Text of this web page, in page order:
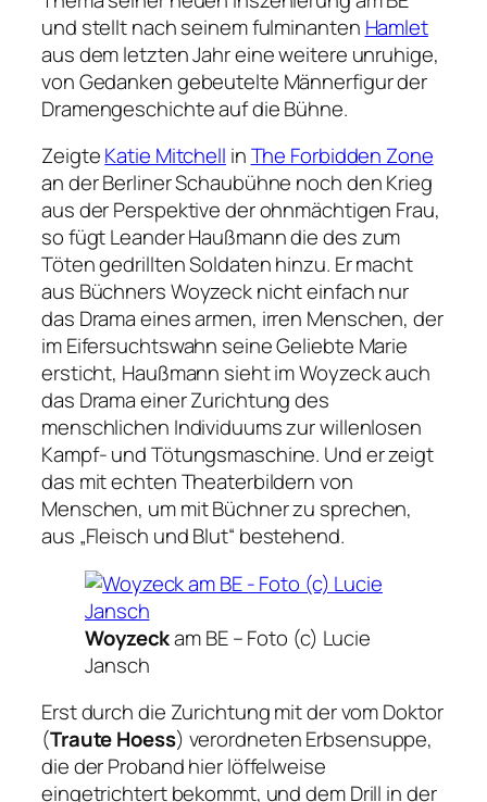
und stellt nach seinem fulminanten Hamlet
aus dem letzten Jahr eine weitere unruhige,
von Gedanken gebeutelte Männerfigur der
Dramengeschichte auf die Bühne.
ZeigteKatie Mitchell inThe Forbidden Zone
an der Berliner Schaubühne noch den Krieg
aus der Perspektive der ohnmächtigen Frau,
so fügt Leander Haußmann die des zum
Töten gedrillten Soldaten hinzu. Er macht
aus Büchners Woyzeck nicht einfach nur
das Drama eines armen, irren Menschen, der
im Eifersuchtswahn seine Geliebte Marie
ersticht, Haußmann sieht im Woyzeck auch
das Drama einer Zurichtung des
menschlichen Individuums zur willenlosen
Kampf- und Tötungsmaschine. Und er zeigt
das mit echten Theaterbildern von
Menschen, um mit Büchner zu sprechen,
aus „Fleisch und Blut“ bestehend.
Woyzeckam BE –Foto (c) Lucie
Jansch
Erst durch die Zurichtung mit der vom Doktor
(Traute Hoess) verordneten Erbsensuppe,
die der Proband hier löffelweise
eingetrichtert bekommt, und dem Drill in der